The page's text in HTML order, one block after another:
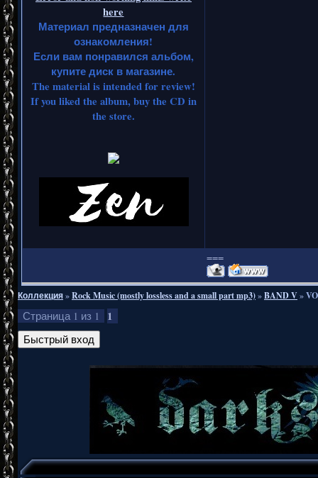
here
Материал предназначен для
ознакомления!
Если вам понравился альбом,
купите диск в магазине.
The material is intended for review!
If you liked the album, buy the CD in
the store.
===
Коллекция»Rock Music (mostly lossless and a small part mp3)»BAND V»
Страница 1 из 1 1